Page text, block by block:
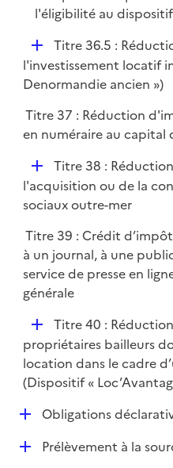
l'éligibilité au dispositif
D
é
p
i
e
Titre 36.5 :
l'investissement locatif
Denormandie ancien »)
Titre 37 : Réduction
en numéraire au capital
D
é
p
i
e
r
Titre 38 :
l'acquisition ou de la
sociaux outre-mer
Titre 39 : Crédit
à un journal, à une
service de presse en
générale
D
é
p
l
e
r
Titre 40 :
propriétaires bailleurs
location dans le cadre
(Dispositif «
DObligations
DPrélèvement à la